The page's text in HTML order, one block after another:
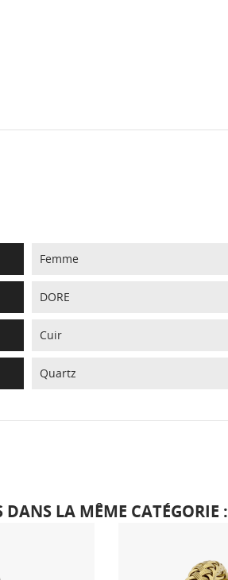
Femme
DORE
Cuir
Quartz
DANS LA MÊME CATÉGORIE :